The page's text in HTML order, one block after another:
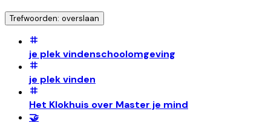
Trefwoorden: overslaan
je plek vindenschoolomgeving
je plek vinden
Het Klokhuis over Master je mind
🤝